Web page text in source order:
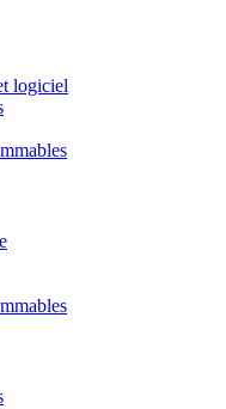
logiciel